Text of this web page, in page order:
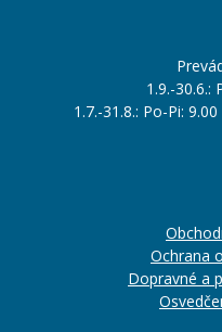
1.9.-30.6.:
1.7.-31.8.: Po-Pi:
Ochrana
Dopravné a